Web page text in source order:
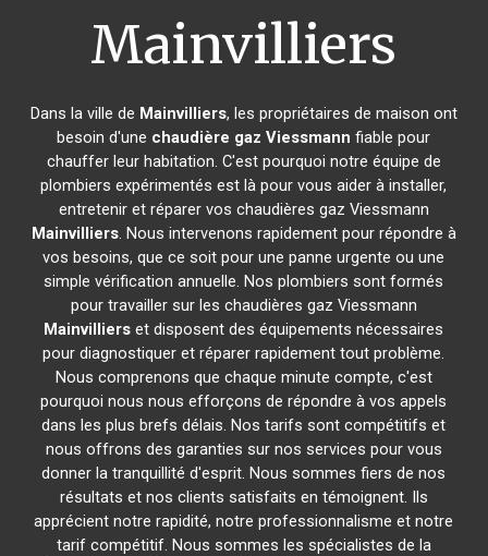
Mainvilliers
Dans la ville de Mainvilliers, les propriétaires de maison ont
besoin d'une chaudière gaz Viessmann fiable pour
chauffer leur habitation. C'est pourquoi notre équipe de
plombiers expérimentés est là pour vous aider à installer,
entretenir et réparer vos chaudières gaz Viessmann
Mainvilliers. Nous intervenons rapidement pour répondre à
vos besoins, que ce soit pour une panne urgente ou une
simple vérification annuelle. Nos plombiers sont formés
pour travailler sur les chaudières gaz Viessmann
Mainvilliers et disposent des équipements nécessaires
pour diagnostiquer et réparer rapidement tout problème.
Nous comprenons que chaque minute compte, c'est
pourquoi nous nous efforçons de répondre à vos appels
dans les plus brefs délais. Nos tarifs sont compétitifs et
nous offrons des garanties sur nos services pour vous
donner la tranquillité d'esprit. Nous sommes fiers de nos
résultats et nos clients satisfaits en témoignent. Ils
apprécient notre rapidité, notre professionnalisme et notre
tarif compétitif. Nous sommes les spécialistes de la